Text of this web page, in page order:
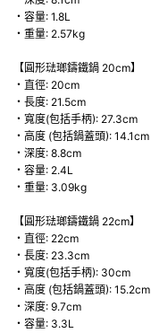
・容量: 1.8L
・重量: 2.57kg
【圓形琺瑯鑄鐵鍋 20cm】
・直徑: 20cm
・長度: 21.5cm
・寬度(包括手柄): 27.3cm
・高度 (包括鍋蓋頭): 14.1cm
・深度: 8.8cm
・容量: 2.4L
・重量: 3.09kg
【圓形琺瑯鑄鐵鍋 22cm】
・直徑: 22cm
・長度: 23.3cm
・寬度(包括手柄): 30cm
・高度 (包括鍋蓋頭): 15.2cm
・深度: 9.7cm
・容量: 3.3L